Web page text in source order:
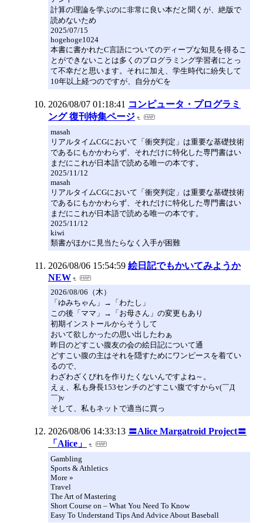
計算の理論を学ぶのに非常に良い本だと聞くが、絶版で
読めないため
2025/07/15
hogehoge1024
本書に書かれたC言語についてのディープな知見を得るこ
とができないことは多くのプログラミング学習者にとっ
て不幸だと思います。それに加え、学生時代に紛失して
10年以上経つのですが、自分がCを
2026/08/07 01:18:41 コンピュータ・プログラミ
ング 復刊特集ページ
masah
リアルタイムCGにおいて「衝突判定」は重要な基礎技術
であるにもかかわらず、それだけに特化した専門書はい
まだにこれが日本語で読める唯一の本です。
2025/11/12
masah
リアルタイムCGにおいて「衝突判定」は重要な基礎技術
であるにもかかわらず、それだけに特化した専門書はい
まだにこれが日本語で読める唯一の本です。
2025/11/12
kiwi
類書がほかに見当たらなく入手が困難
2026/08/06 15:54:59 絵日記でもかいてみようか
NEW
2026/08/06（木）
「ゆみちゃん」→「わたし」
この後「ママ」→「お母さん」の変更もあり
初期インストールからそうして
おいて欲しかったの思い出したわぁ
昨日のどすこい腹友の会の絵日記について通
どすこい腹の主はそれを隠すためにワンピースを着てい
るので、
わざわざくびれを作りたくないんですよね～。
えぇ、私も身長153センチのどすこい腹ですからv(￣Д
￣)v
そして、私もネットで適当に買っ
2026/08/06 14:33:13 〓Alice Margatroid Project〓
「Alice」
Gambling
Sports & Athletics
More »
Travel
The Art of Mastering
Short Course on – What You Need To Know
Easy To Understand Tips And Advice About Baseball